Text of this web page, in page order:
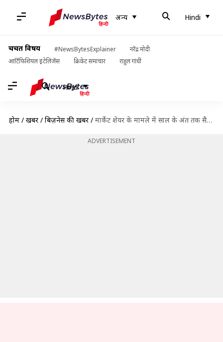
अन्य Hindi
चर्चित विषय #NewsBytesExplainer
नरेंद्र मोदी
आर्टिफिशियल इंटेलिजेंस
क्रिकेट समाचार राहुल गांधी
Hindi
होम / खबरें / बिज़नेस की खबरें / मार्केट शेयर के मामले में साल के अंत तक सैमसंग को पछाड़ सकती है वीवो
ADVERTISEMENT